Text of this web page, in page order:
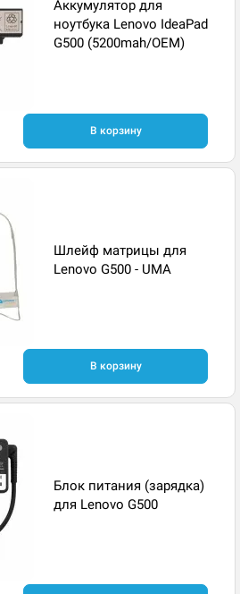
Аккумулятор для
ноутбука Lenovo IdeaPad
G500 (5200mah/OEM)
В корзину
Шлейф матрицы для
Lenovo G500 - UMA
В корзину
Блок питания (зарядка)
для Lenovo G500